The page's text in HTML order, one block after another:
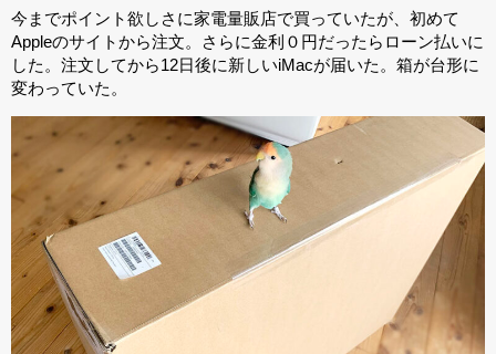
今までポイント欲しさに家電量販店で買っていたが、初めて
Appleのサイトから注文。さらに金利０円だったらローン払いに
した。注文してから12日後に新しいiMacが届いた。箱が台形に
変わっていた。